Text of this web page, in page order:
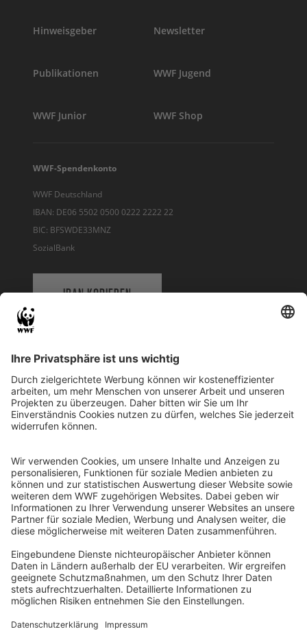
Hinweisgeber Newsletter
Publikationen WWF Jugend
WWF Junior WWF Shop
WWF-Spendenkonto
WWF Deutschland
IBAN: DE06 5502 0500 0222 2222 22
BIC: BFSWDE33MNZ
SozialBank
IBAN KOPIEREN
WWF Deutschland
Reinhardtstr. 18
10117 Berlin
Ihre Spende kann steuerlich geltend gemacht werden
Registriert als Stiftung WWF Deutschland, Senatsverwaltung für
Justiz Berlin, Az: 3416/976/2
Umsatzsteuer-Identifikationsnummer: DE 114236103
Freistellungsbescheid: Als gemeinnützige Körperschaft befreit
von der Körperschaftssteuer gem. §5 I 9 KStg. unter der
Steuernummer 27/641/09321